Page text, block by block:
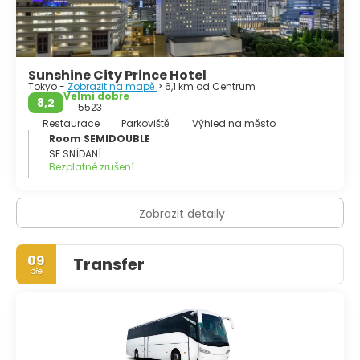
Sunshine City Prince Hotel
Tokyo - Zobrazit na mapě > 6,1 km od Centrum
8,2
Velmi dobře
5523
Restaurace
Parkoviště
Výhled na město
Room SEMIDOUBLE
SE SNÍDANÍ
Bezplatné zrušení
Zobrazit detaily
09
bře Transfer